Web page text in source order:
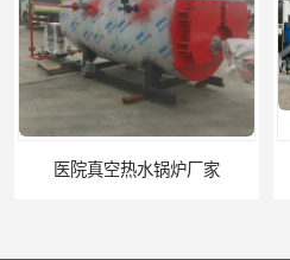
医院真空热水锅炉厂家